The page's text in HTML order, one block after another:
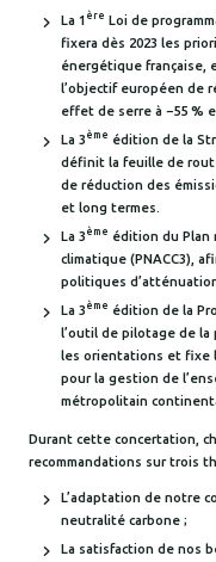
La 1 ère Loi de
fixera dès 2023 les
énergétique française,
l’objectif européen de
effet de serre à −55 %
La 3 ème édition de la
définit la feuille de
de réduction des
et long termes.
La 3 ème édition du Plan
climatique (PNACC3),
politiques
La 3 ème édition de la
l’outil de pilotage de
les orientations et fixe
pour la gestion de
métropolitain
Durant cette concertation,
recommandations sur trois
L’adaptation de notre
neutralité carbone ;
La satisfaction de nos